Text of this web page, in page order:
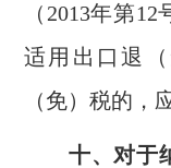
（2013年第
适用出口退
（免）税的，
十、对于纳